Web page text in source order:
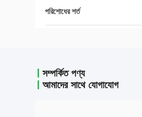
পরিশোধের শর্ত
সম্পর্কিত পণ্য
আমাদের সাথে যোগাযোগ